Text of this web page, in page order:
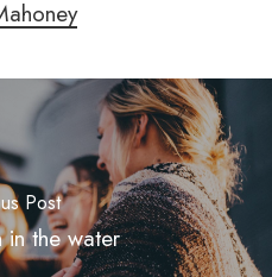
Post
the water